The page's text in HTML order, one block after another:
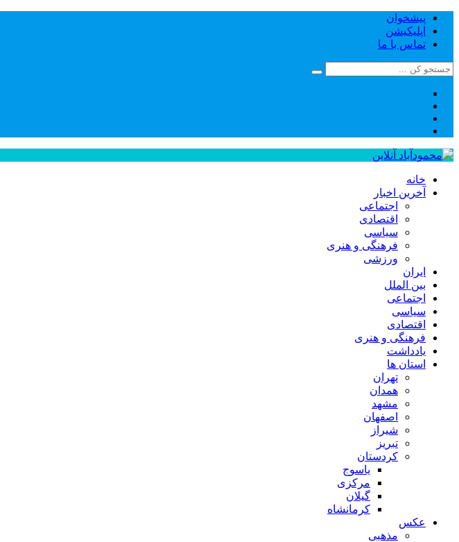
پیشخوان
اپلیکیشن
تماس با ما
خانه
آخرین اخبار
اجتماعی
اقتصادی
سیاسی
فرهنگی و هنری
ورزشی
ایران
بین الملل
اجتماعی
سیاسی
اقتصادی
فرهنگی و هنری
یادداشت
استان ها
تهران
همدان
مشهد
اصفهان
شیراز
تبریز
کردستان
یاسوج
مرکزی
گیلان
کرمانشاه
عکس
مذهبی